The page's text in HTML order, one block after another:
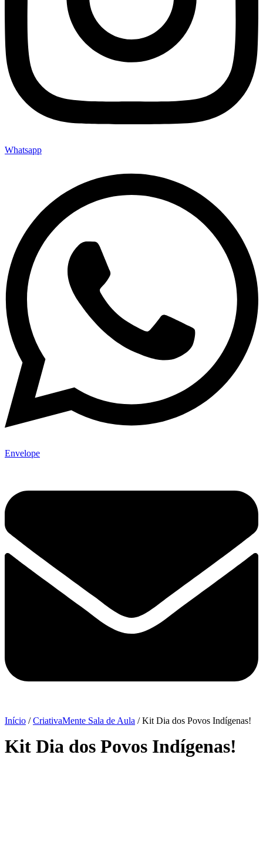
Whatsapp
Envelope
Início /CriativaMente Sala de Aula / Kit Dia dos Povos Indígenas!
Kit Dia dos Povos Indígenas!